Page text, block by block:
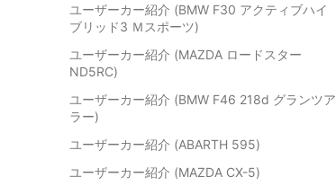
ユーザーカー紹介 (BMW F30 アクティブハイ
ブリッド3 Ｍスポーツ)
ユーザーカー紹介 (MAZDA ロードスター
ND5RC)
ユーザーカー紹介 (BMW F46 218d グランツア
ラー)
ユーザーカー紹介 (ABARTH 595)
ユーザーカー紹介 (MAZDA CX-5)